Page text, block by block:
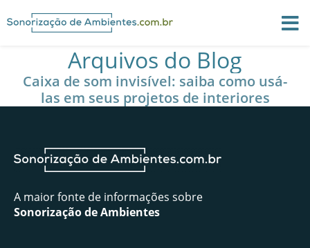
Arquivos do Blog
Caixa de som invisível: saiba como usá-
las em seus projetos de interiores
A maior fonte de informações sobre
Sonorização de Ambientes